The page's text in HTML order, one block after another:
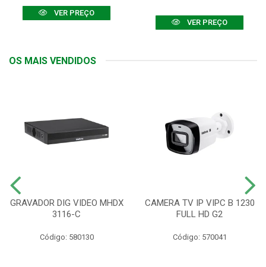
VER PREÇO
VER PREÇO
OS MAIS VENDIDOS
GRAVADOR DIG VIDEO MHDX
3116-C
Código: 580130
CAMERA TV IP VIPC B 1230
FULL HD G2
Código: 570041